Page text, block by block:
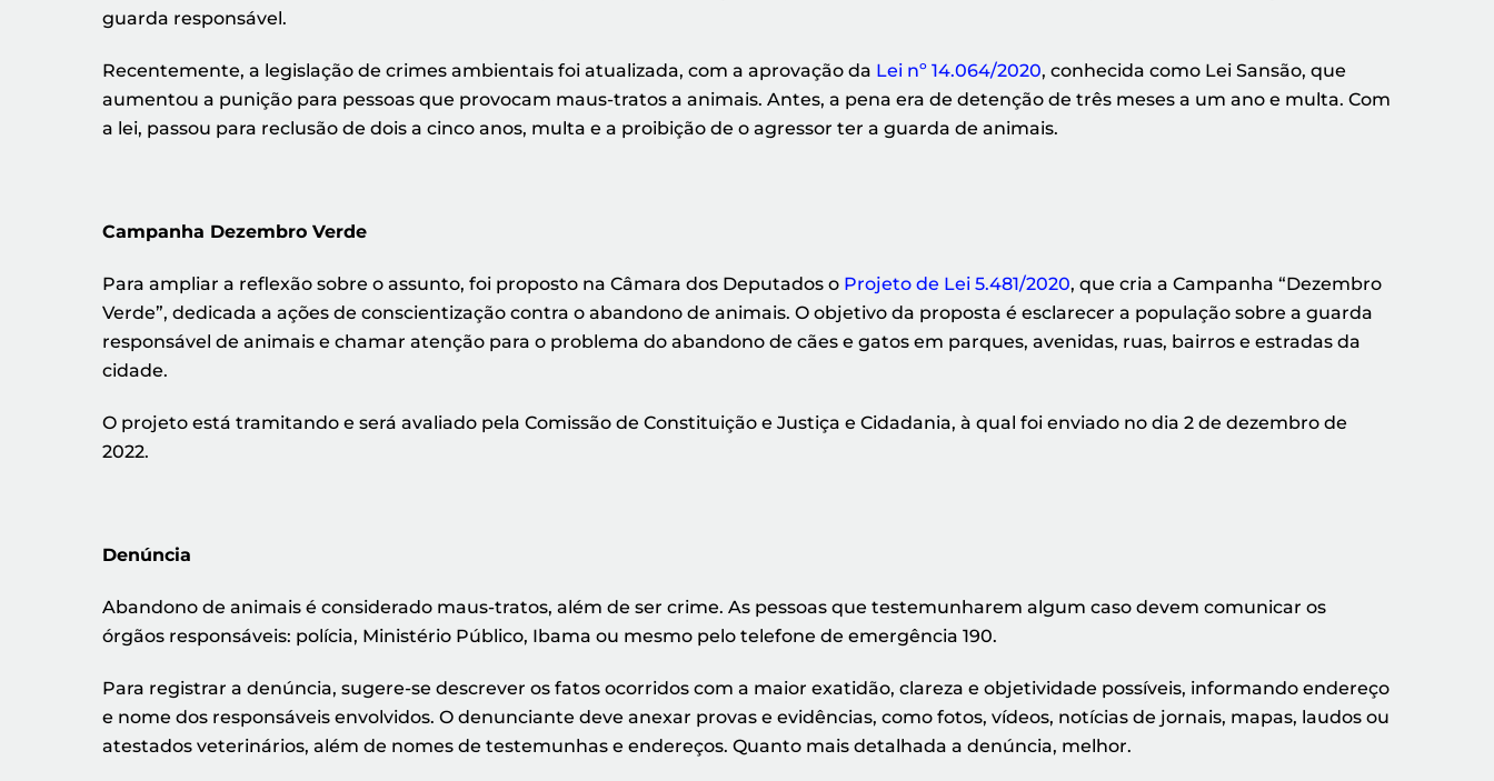
guarda responsável.
Recentemente, a legislação de crimes ambientais foi atualizada, com a aprovação da Lei nº 14.064/2020, conhecida como Lei Sansão, que
aumentou a punição para pessoas que provocam maus-tratos a animais. Antes, a pena era de detenção de três meses a um ano e multa. Com
a lei, passou para reclusão de dois a cinco anos, multa e a proibição de o agressor ter a guarda de animais.
Campanha Dezembro Verde
Para ampliar a reflexão sobre o assunto, foi proposto na Câmara dos Deputados o Projeto de Lei 5.481/2020, que cria a Campanha “Dezembro
Verde”, dedicada a ações de conscientização contra o abandono de animais. O objetivo da proposta é esclarecer a população sobre a guarda
responsável de animais e chamar atenção para o problema do abandono de cães e gatos em parques, avenidas, ruas, bairros e estradas da
cidade.
O projeto está tramitando e será avaliado pela Comissão de Constituição e Justiça e Cidadania, à qual foi enviado no dia 2 de dezembro de
2022.
Denúncia
Abandono de animais é considerado maus-tratos, além de ser crime. As pessoas que testemunharem algum caso devem comunicar os
órgãos responsáveis: polícia, Ministério Público, Ibama ou mesmo pelo telefone de emergência 190.
Para registrar a denúncia, sugere-se descrever os fatos ocorridos com a maior exatidão, clareza e objetividade possíveis, informando endereço
e nome dos responsáveis envolvidos. O denunciante deve anexar provas e evidências, como fotos, vídeos, notícias de jornais, mapas, laudos ou
atestados veterinários, além de nomes de testemunhas e endereços. Quanto mais detalhada a denúncia, melhor.